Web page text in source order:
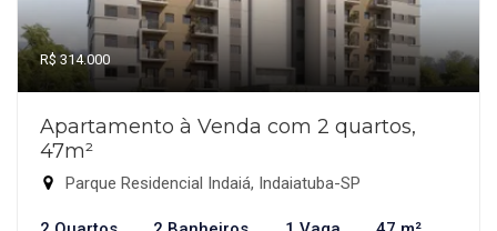
R$ 314.000
Apartamento à Venda com 2 quartos,
47m²
Parque Residencial Indaiá, Indaiatuba-SP